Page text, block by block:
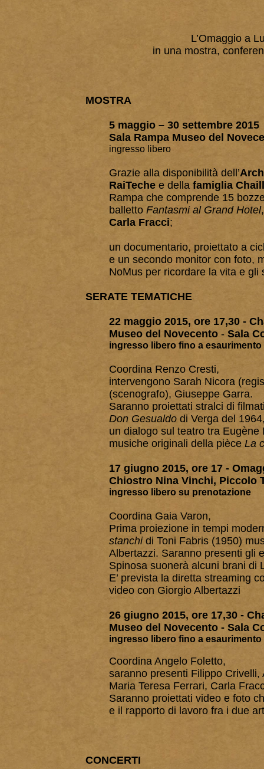
L’Omaggio a
in una mostra,
MOSTRA
5 maggio – 30 settembre 2015
Sala Rampa Museo del
ingresso libero
Grazie alla disponibilità dell’
RaiTeche e della famiglia
Rampa che comprende 15
balletto Fantasmi al Grand Hotel
Carla Fracci;
un documentario, proiettato a
e un secondo monitor con foto,
NoMus per ricordare la vita e gli
SERATE TEMATICHE
22 maggio 2015, ore 17,30 -
Museo del Novecento - Sala
ingresso libero fino a
Coordina Renzo Cresti,
intervengono Sarah Nicora
(scenografo), Giuseppe Garra.
Saranno proiettati stralci di
Don Gesualdo di Verga del
un dialogo sul teatro tra
musiche originali della pièce La
17 giugno 2015, ore 17 -
Chiostro Nina Vinchi, Piccolo
ingresso libero su prenotazione
Coordina Gaia Varon,
Prima proiezione in tempi
stanchidi Toni Fabris (1950)
Albertazzi. Saranno presenti gli
Spinosa suonerà alcuni brani di
E’ prevista la diretta streaming
video con Giorgio Albertazzi
26 giugno 2015, ore 17,30 -
Museo del Novecento - Sala
ingresso libero fino a
Coordina Angelo Foletto,
saranno presenti Filippo
Maria Teresa Ferrari, Carla
Saranno proiettati video e foto
e il rapporto di lavoro fra i due
CONCERTI